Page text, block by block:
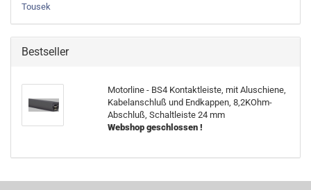
Tousek
Bestseller
Motorline - BS4 Kontaktleiste, mit Aluschiene,
Kabelanschluß und Endkappen, 8,2KOhm-
Abschluß, Schaltleiste 24 mm
Webshop geschlossen !